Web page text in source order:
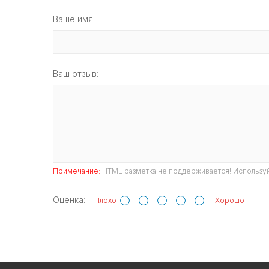
Ваше имя:
Ваш отзыв:
Примечание: HTML разметка не поддерживается!
Оценка: Плохо Хорошо